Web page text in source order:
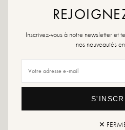
Platformhoogte: 3 cm
Onderhoudsadvies: Wij raden u aan uw
een speciaal product of een
Als uw maat niet meer beschikbaar is,
Inscrivez-vous à notre newsletter et
nos nouveautés
✕